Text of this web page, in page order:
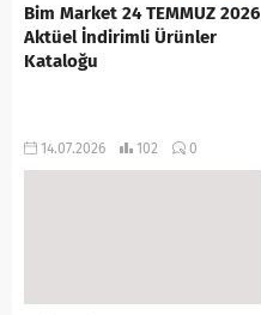
Bim Market 24 TEMMUZ 2026
Aktüel İndirimli Ürünler
Kataloğu
14.07.2026 102 0